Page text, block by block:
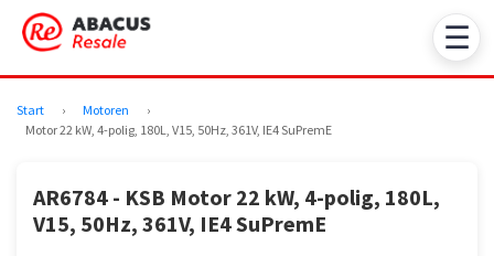
☰
Start › Motoren
›
Motor 22 kW, 4-polig, 180L, V15, 50Hz, 361V, IE4 SuPremE
AR6784 - KSB Motor 22 kW, 4-polig, 180L,
V15, 50Hz, 361V, IE4 SuPremE